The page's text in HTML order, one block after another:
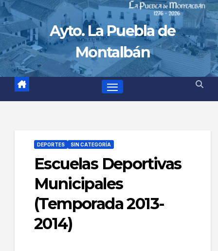
Ayto. La Puebla de
Montalbán
DEPORTES SIN CATEGORÍA
Escuelas Deportivas
Municipales
(Temporada 2013-
2014)